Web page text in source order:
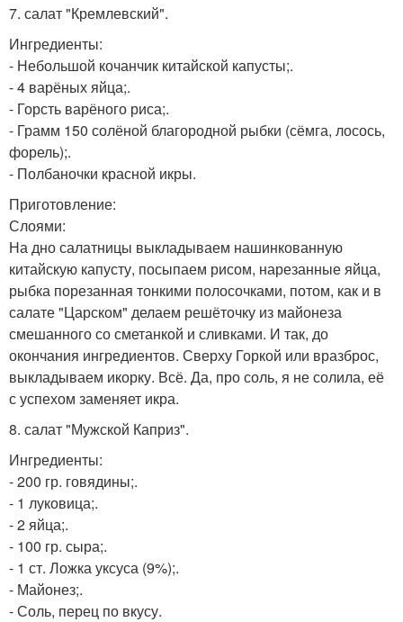
7. салат "Кремлевский".
Ингредиенты:
- Небольшой кочанчик китайской капусты;.
- 4 варёных яйца;.
- Горсть варёного риса;.
- Грамм 150 солёной благородной рыбки (сёмга, лосось,
форель);.
- Полбаночки красной икры.
Приготовление:
Слоями:
На дно салатницы выкладываем нашинкованную
китайскую капусту, посыпаем рисом, нарезанные яйца,
рыбка порезанная тонкими полосочками, потом, как и в
салате "Царском" делаем решёточку из майонеза
смешанного со сметанкой и сливками. И так, до
окончания ингредиентов. Сверху Горкой или вразброс,
выкладываем икорку. Всё. Да, про соль, я не солила, её
с успехом заменяет икра.
8. салат "Мужской Каприз".
Ингредиенты:
- 200 гр. говядины;.
- 1 луковица;.
- 2 яйца;.
- 100 гр. сыра;.
- 1 ст. Ложка уксуса (9%);.
- Майонез;.
- Соль, перец по вкусу.